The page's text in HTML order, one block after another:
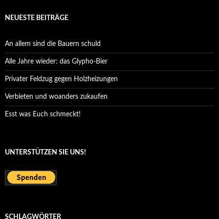
NEUESTE BEITRÄGE
An allem sind die Bauern schuld
Alle Jahre wieder: das Glypho-Bier
Privater Feldzug gegen Holzheizungen
Verbieten und woanders zukaufen
Esst was Euch schmeckt!
UNTERSTÜTZEN SIE UNS!
SCHLAGWÖRTER